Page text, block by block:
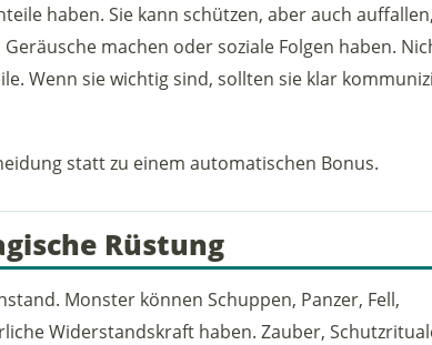
haben. Sie kann schützen, aber auch auffallen,
machen oder soziale Folgen haben.
Wenn sie wichtig sind, sollten sie klar
statt zu einem automatischen Bonus.
Rüstung
Monster können Schuppen, Panzer, Fell,
Widerstandskraft haben. Zauber,